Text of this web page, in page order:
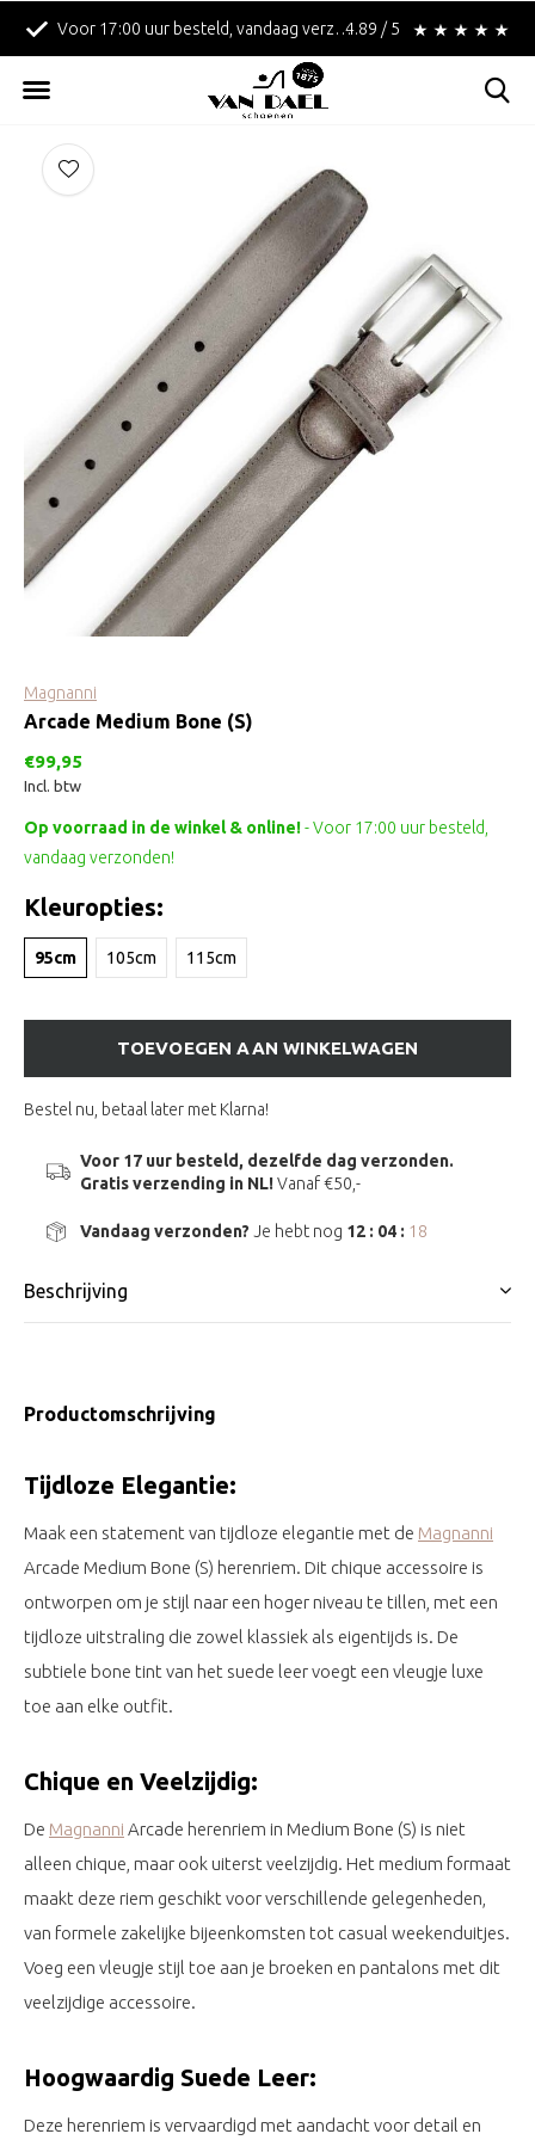
Voor 17:00 uur besteld, vandaag verzonden! Betaal achteraf met
4.89 / 5
Magnanni
Arcade Medium Bone (S)
€99,95
Incl. btw
Op voorraad in de winkel & online!- Voor 17:00 uur besteld,
vandaag verzonden!
Kleuropties:
95cm 105cm 115cm
TOEVOEGEN AAN WINKELWAGEN
Bestel nu, betaal later met Klarna!
Voor 17 uur besteld, dezelfde dag verzonden.
Gratis verzending in NL!Vanaf €50,-
Vandaag verzonden? Je hebt nog 12 : 04 : 17
Beschrijving
Productomschrijving
Tijdloze Elegantie:
Maak een statement van tijdloze elegantie met de Magnanni
Arcade Medium Bone (S) herenriem. Dit chique accessoire is
ontworpen om je stijl naar een hoger niveau te tillen, met een
tijdloze uitstraling die zowel klassiek als eigentijds is. De
subtiele bone tint van het suede leer voegt een vleugje luxe
toe aan elke outfit.
Chique en Veelzijdig:
De Magnanni Arcade herenriem in Medium Bone (S) is niet
alleen chique, maar ook uiterst veelzijdig. Het medium formaat
maakt deze riem geschikt voor verschillende gelegenheden,
van formele zakelijke bijeenkomsten tot casual weekenduitjes.
Voeg een vleugje stijl toe aan je broeken en pantalons met dit
veelzijdige accessoire.
Hoogwaardig Suede Leer:
Deze herenriem is vervaardigd met aandacht voor detail en